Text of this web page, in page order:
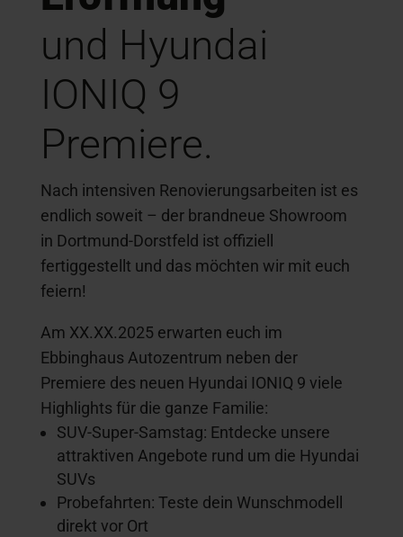
und Hyundai
IONIQ 9
Premiere.
Nach intensiven Renovierungsarbeiten ist es
endlich soweit – der brandneue Showroom
in Dortmund-Dorstfeld ist offiziell
fertiggestellt und das möchten wir mit euch
feiern!
Am XX.XX.2025 erwarten euch im
Ebbinghaus Autozentrum neben der
Premiere des neuen Hyundai IONIQ 9 viele
Highlights für die ganze Familie:
SUV-Super-Samstag: Entdecke unsere
attraktiven Angebote rund um die Hyundai
SUVs
Probefahrten: Teste dein Wunschmodell
direkt vor Ort